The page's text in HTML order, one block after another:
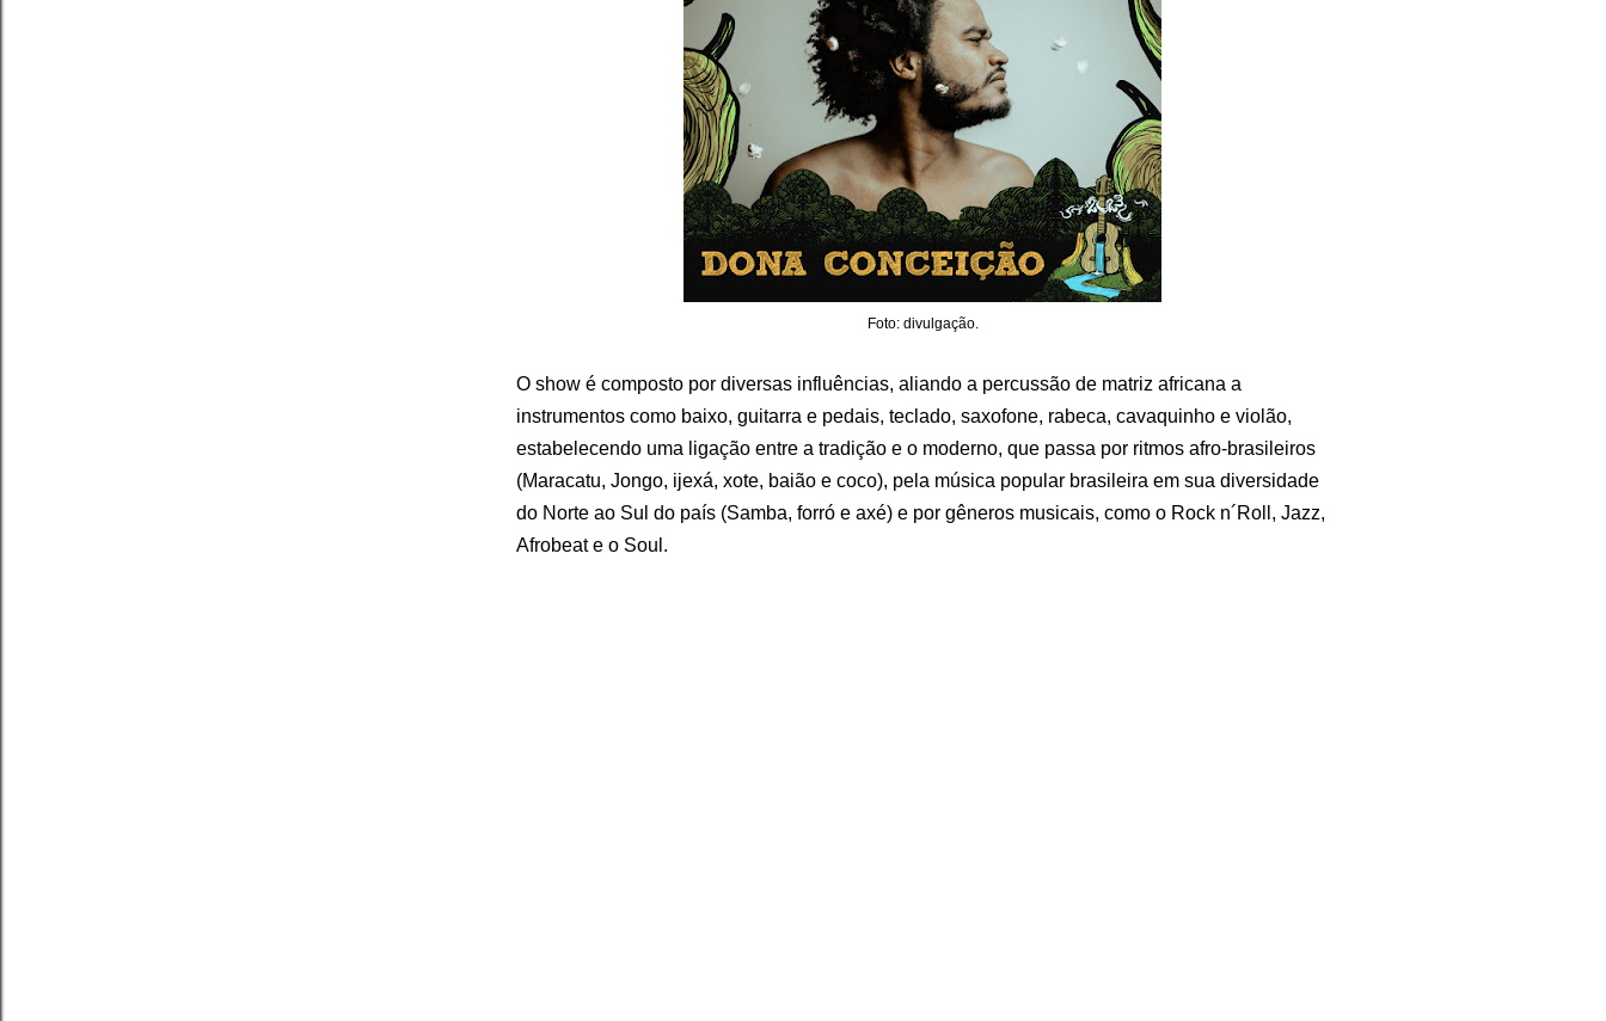
Foto: divulgação.
O show é composto por diversas influências, aliando a percussão de matriz africana a
instrumentos como baixo, guitarra e pedais, teclado, saxofone, rabeca, cavaquinho e violão,
estabelecendo uma ligação entre a tradição e o moderno, que passa por ritmos afro-brasileiros
(Maracatu, Jongo, ijexá, xote, baião e coco), pela música popular brasileira em sua diversidade
do Norte ao Sul do país (Samba, forró e axé) e por gêneros musicais, como o Rock n´Roll, Jazz,
Afrobeat e o Soul.